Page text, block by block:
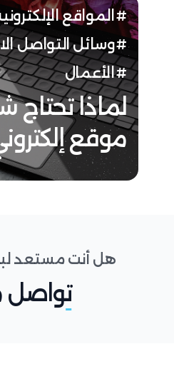
المواقع
وسائل التواصل
الأعمال
لماذا تحتاج
موقع
هل أنت مستعد
تواصل